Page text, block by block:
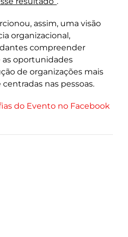
assim, uma visão
organizacional,
compreender
as oportunidades
de organizações mais
nas pessoas.
do Evento no Facebook